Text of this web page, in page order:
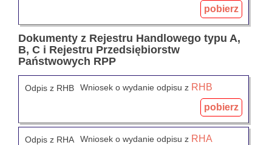
pobierz
Dokumenty z Rejestru Handlowego typu A,
B, C i Rejestru Przedsiębiorstw
Państwowych RPP
Odpis z RHB Wniosek o wydanie odpisu z RHB
pobierz
Odpis z RHA Wniosek o wydanie odpisu z RHA